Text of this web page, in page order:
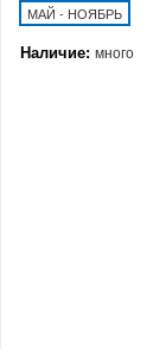
МАЙ - НОЯБРЬ
Наличие: много